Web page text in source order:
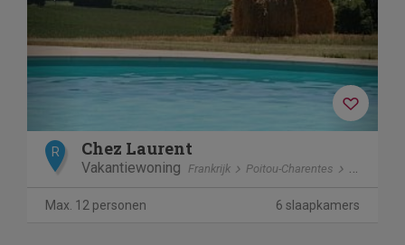
R Chez Laurent
Vakantiewoning Frankrijk Poitou-Charentes
Max. 12 personen 6 slaapkamers